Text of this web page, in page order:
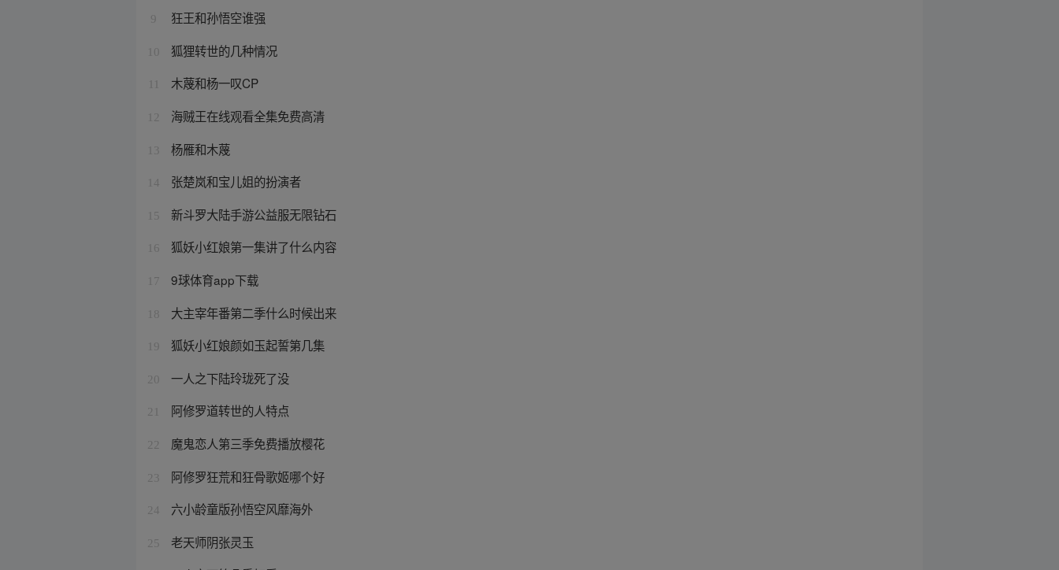
9 狂王和孙悟空谁强
10 狐狸转世的几种情况
木蔑和杨一叹CP
12 海贼王在线观看全集免费高清
13 杨雁和木蔑
14 张楚岚和宝儿姐的扮演者
15 新斗罗大陆手游公益服无限钻石
16 狐妖小红娘第一集讲了什么内容
17 9球体育app下载
18 大主宰年番第二季什么时候出来
19 狐妖小红娘颜如玉起誓第几集
20 一人之下陆玲珑死了没
21 阿修罗道转世的人特点
22 魔鬼恋人第三季免费播放樱花
23 阿修罗狂荒和狂骨歌姬哪个好
24 六小龄童版孙悟空风靡海外
25 老天师阴张灵玉